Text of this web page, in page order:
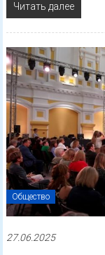
Читать далее
Общество
27.06.2025